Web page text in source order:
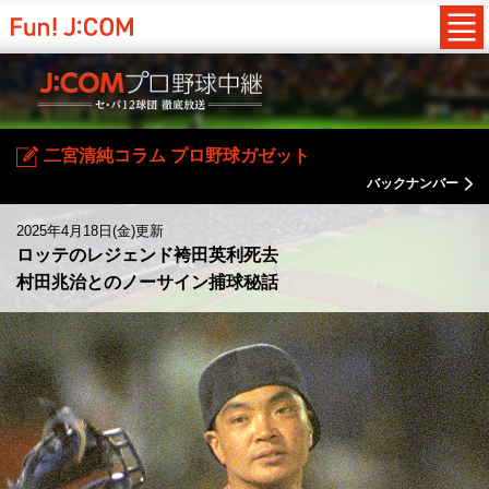
二宮清純コラム プロ野球ガゼット
バックナンバー
2025年4月18日(金)更新
ロッテのレジェンド袴田英利死去
村田兆治とのノーサイン捕球秘話